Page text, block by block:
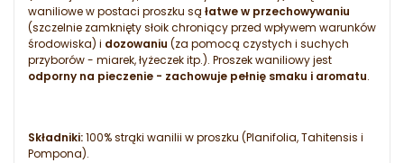
waniliowe w postaci proszku są łatwe w przechowywaniu
(szczelnie zamknięty słoik chroniący przed wpływem warunków
środowiska) i dozowaniu (za pomocą czystych i suchych
przyborów - miarek, łyżeczek itp.). Proszek waniliowy jest
odporny na pieczenie - zachowuje pełnię smaku i aromatu.
Składniki:100% strąki wanilii w proszku (Planifolia, Tahitensis i
Pompona).